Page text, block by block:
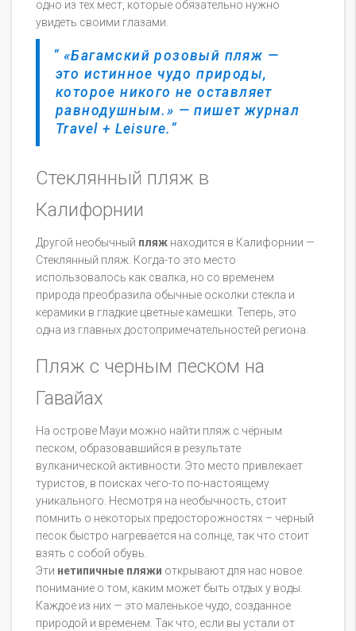
одно из тех мест, которые обязательно нужно
увидеть своими глазами.
«Багамский розовый пляж —
это истинное чудо природы,
которое никого не оставляет
равнодушным.» — пишет журнал
Travel + Leisure.
Стеклянный пляж в
Калифорнии
Другой необычный пляж находится в Калифорнии —
Стеклянный пляж. Когда-то это место
использовалось как свалка, но со временем
природа преобразила обычные осколки стекла и
керамики в гладкие цветные камешки. Теперь, это
одна из главных достопримечательностей региона.
Пляж с черным песком на
Гавайах
На острове Мауи можно найти пляж с чёрным
песком, образовавшийся в результате
вулканической активности. Это место привлекает
туристов, в поисках чего-то по-настоящему
уникального. Несмотря на необычность, стоит
помнить о некоторых предосторожностях – черный
песок быстро нагревается на солнце, так что стоит
взять с собой обувь.
Эти нетипичные пляжи открывают для нас новое
понимание о том, каким может быть отдых у воды.
Каждое из них — это маленькое чудо, созданное
природой и временем. Так что, если вы устали от